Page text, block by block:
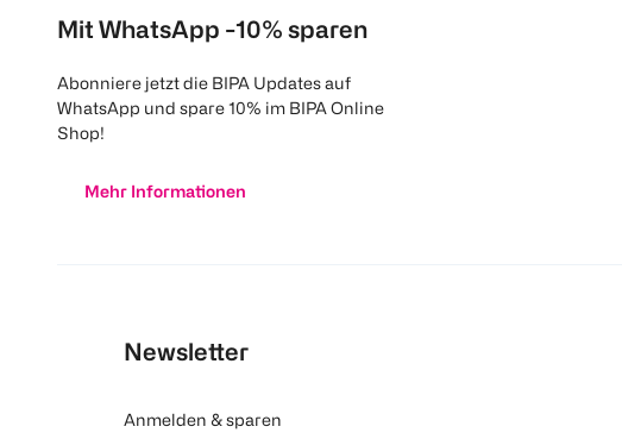
Mit WhatsApp -10% sparen
Abonniere jetzt die BIPA Updates auf
WhatsApp und spare 10% im BIPA Online
Shop!
Mehr Informationen
Newsletter
Anmelden & sparen